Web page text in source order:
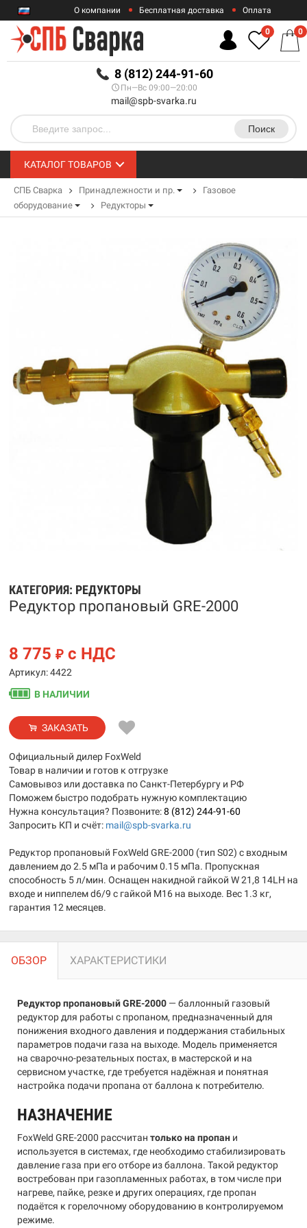
RUB
О компании Бесплатная доставка Оплата
Гарантии
8 (812) 244-91-60
Пн—Вс 09:00—20:00
mail@spb-svarka.ru
Поиск
0 0
КАТАЛОГ ТОВАРОВ
СПБ Сварка Принадлежности и пр.
Газовое
оборудование
Редукторы
КАТЕГОРИЯ: РЕДУКТОРЫ
Редуктор пропановый GRE-2000
8 775 ₽ с НДС
Артикул: 4422
В НАЛИЧИИ
ЗАКАЗАТЬ
Официальный дилер FoxWeld
Товар в наличии и готов к отгрузке
Самовывоз или доставка по Санкт-Петербургу и РФ
Поможем быстро подобрать нужную комплектацию
Нужна консультация? Позвоните:8 (812) 244-91-60
Запросить КП и счёт: mail@spb-svarka.ru
Редуктор пропановый FoxWeld GRE-2000 (тип S02) с входным
давлением до 2.5 мПа и рабочим 0.15 мПа. Пропускная
способность 5 л/мин. Оснащен накидной гайкой W 21,8 14LH на
входе и ниппелем d6/9 с гайкой М16 на выходе. Вес 1.3 кг,
гарантия 12 месяцев.
ОБЗОР ХАРАКТЕРИСТИКИ
Редуктор пропановый GRE-2000 — баллонный газовый
редуктор для работы с пропаном, предназначенный для
понижения входного давления и поддержания стабильных
параметров подачи газа на выходе. Модель применяется
на сварочно-резательных постах, в мастерской и на
сервисном участке, где требуется надёжная и понятная
настройка подачи пропана от баллона к потребителю.
НАЗНАЧЕНИЕ
FoxWeld GRE-2000 рассчитан только на пропан и
используется в системах, где необходимо стабилизировать
давление газа при его отборе из баллона. Такой редуктор
востребован при газопламенных работах, в том числе при
нагреве, пайке, резке и других операциях, где пропан
подаётся к горелочному оборудованию в контролируемом
режиме.